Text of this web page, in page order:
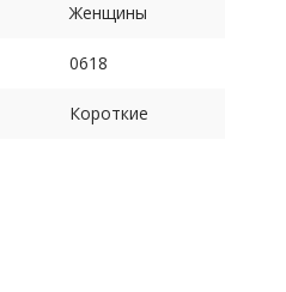
Женщины
0618
Короткие